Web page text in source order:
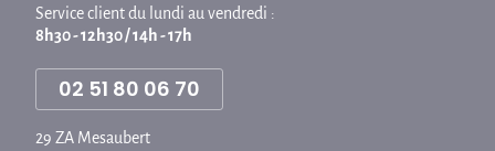
Service client du lundi au vendredi :
8h30 - 12h30 / 14h - 17h
02 51 80 06 70
29 ZA Mesaubert